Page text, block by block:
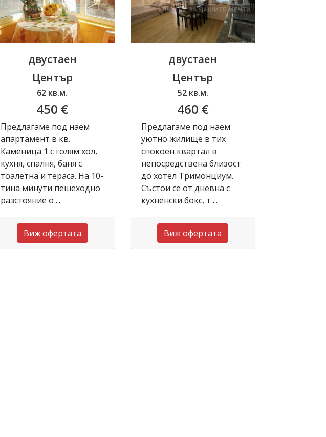
двустаен
Център
62 кв.м.
450 €
Предлагаме под наем
апартамент в кв.
Каменица 1 с голям хол,
кухня, спалня, баня с
тоалетна и тераса. На 10-
тина минути пешеходно
разстояние о ...
Виж офертата
двустаен
Център
52 кв.м.
460 €
Предлагаме под наем
уютно жилище в тих
спокоен квартал в
непосредствена близост
до хотел Тримонциум.
Състои се от дневна с
кухненски бокс, т ...
Виж офертата